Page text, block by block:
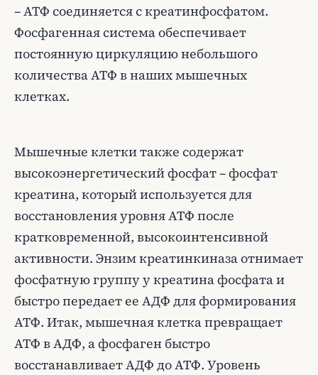
– АТФ соединяется с креатинфосфатом.
Фосфагенная система обеспечивает
постоянную циркуляцию небольшого
количества АТФ в наших мышечных
клетках.
Мышечные клетки также содержат
высокоэнергетический фосфат – фосфат
креатина, который используется для
восстановления уровня АТФ после
кратковременной, высокоинтенсивной
активности. Энзим креатинкиназа отнимает
фосфатную группу у креатина фосфата и
быстро передает ее АДФ для формирования
АТФ. Итак, мышечная клетка превращает
АТФ в АДФ, а фосфаген быстро
восстанавливает АДФ до АТФ. Уровень